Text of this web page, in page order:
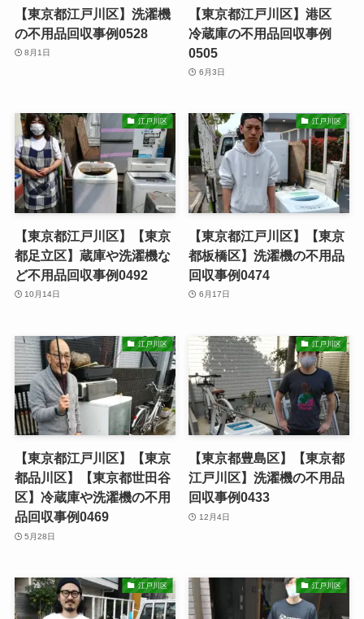
【東京都江戸川区】洗濯機
の不用品回収事例0528
8月1日
【東京都江戸川区】港区
冷蔵庫の不用品回収事例
0505
6月3日
江戸川区
【東京都江戸川区】【東京
都足立区】蔵庫や洗濯機な
ど不用品回収事例0492
10月14日
江戸川区
【東京都江戸川区】【東京
都板橋区】洗濯機の不用品
回収事例0474
6月17日
江戸川区
【東京都江戸川区】【東京
都品川区】【東京都世田谷
区】冷蔵庫や洗濯機の不用
品回収事例0469
5月28日
江戸川区
【東京都豊島区】【東京都
江戸川区】洗濯機の不用品
回収事例0433
12月4日
江戸川区 江戸川区